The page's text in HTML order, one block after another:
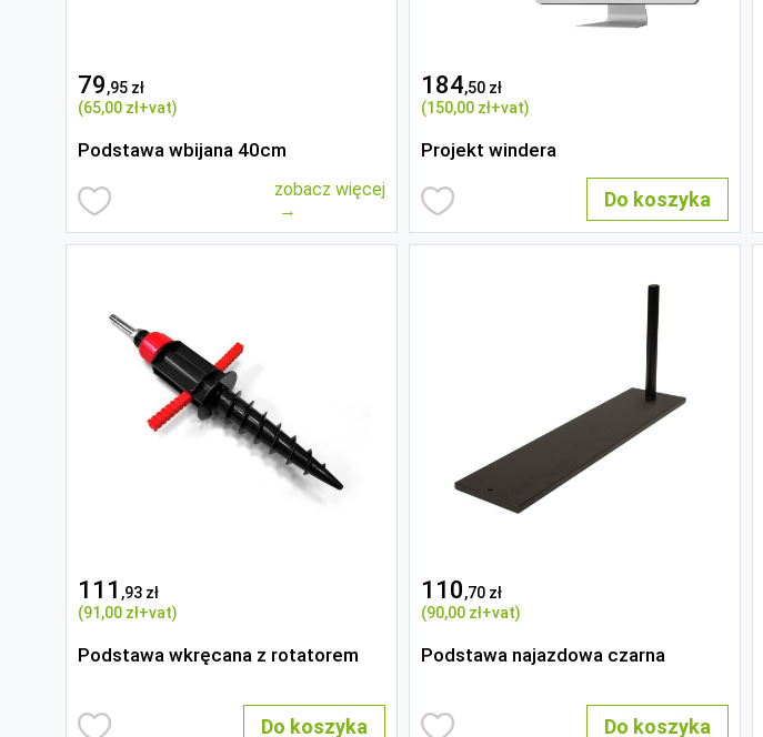
79,95 zł
(65,00 zł+vat)
Podstawa wbijana 40cm
zobacz więcej
184,50 zł
(150,00 zł+vat)
Projekt windera
Do koszyka
111 ,93 zł
(91 ,00 zł+vat)
Podstawa wkręcana z rotatorem
Do koszyka
110,70 zł
(90,00 zł+vat)
Podstawa najazdowa czarna
Do koszyka